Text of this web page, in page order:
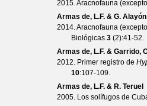
2015. Aracnofauna
Armas de, L.F. & G.
2014. Aracnofauna
Biológicas 3 (2):41-52.
Armas de, L.F. & Garrido,
2012. Primer registro de
10:107-109.
Armas de, L.F. & R. Teruel
2005. Los solífugos de